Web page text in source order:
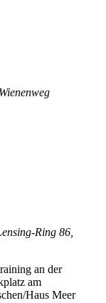
Ring 86,
an der
am
Haus Meer